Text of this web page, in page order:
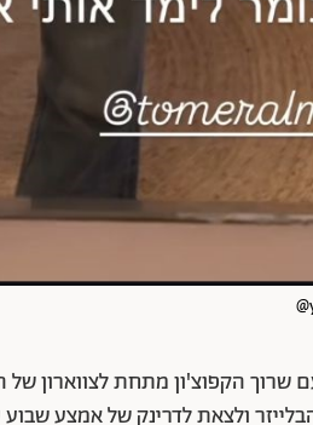
הקפוצ'ון מתחת לצווארון
ולצאת לדרינק של אמצע